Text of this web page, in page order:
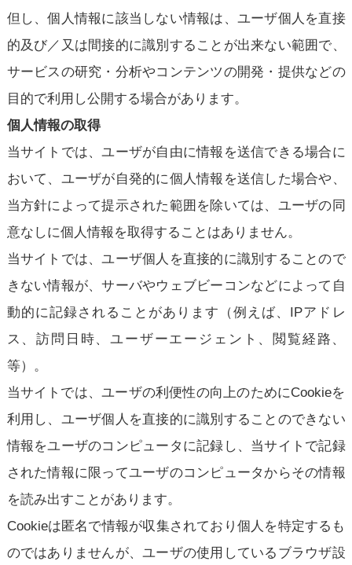
但し、個人情報に該当しない情報は、ユーザ個人を直接
的及び／又は間接的に識別することが出来ない範囲で、
サービスの研究・分析やコンテンツの開発・提供などの
目的で利用し公開する場合があります。
個人情報の取得
当サイトでは、ユーザが自由に情報を送信できる場合に
おいて、ユーザが自発的に個人情報を送信した場合や、
当方針によって提示された範囲を除いては、ユーザの同
意なしに個人情報を取得することはありません。
当サイトでは、ユーザ個人を直接的に識別することので
きない情報が、サーバやウェブビーコンなどによって自
動的に記録されることがあります（例えば、IPアドレ
ス、訪問日時、ユーザーエージェント、閲覧経路、
等）。
当サイトでは、ユーザの利便性の向上のためにCookieを
利用し、ユーザ個人を直接的に識別することのできない
情報をユーザのコンピュータに記録し、当サイトで記録
された情報に限ってユーザのコンピュータからその情報
を読み出すことがあります。
Cookieは匿名で情報が収集されており個人を特定するも
のではありませんが、ユーザの使用しているブラウザ設